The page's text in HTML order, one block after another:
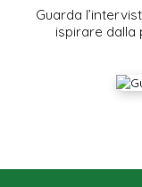
Guarda
ispirare dalla